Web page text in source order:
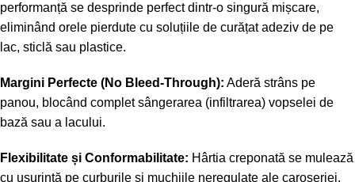
performanță se desprinde perfect dintr-o singură mișcare,
eliminând orele pierdute cu soluțiile de curățat adeziv de pe
lac, sticlă sau plastice.
Margini Perfecte (No Bleed-Through): Aderă strâns pe
panou, blocând complet sângerarea (infiltrarea) vopselei de
bază sau a lacului.
Flexibilitate și Conformabilitate: Hârtia creponată se mulează
cu ușurință pe curburile și muchiile neregulate ale caroseriei.